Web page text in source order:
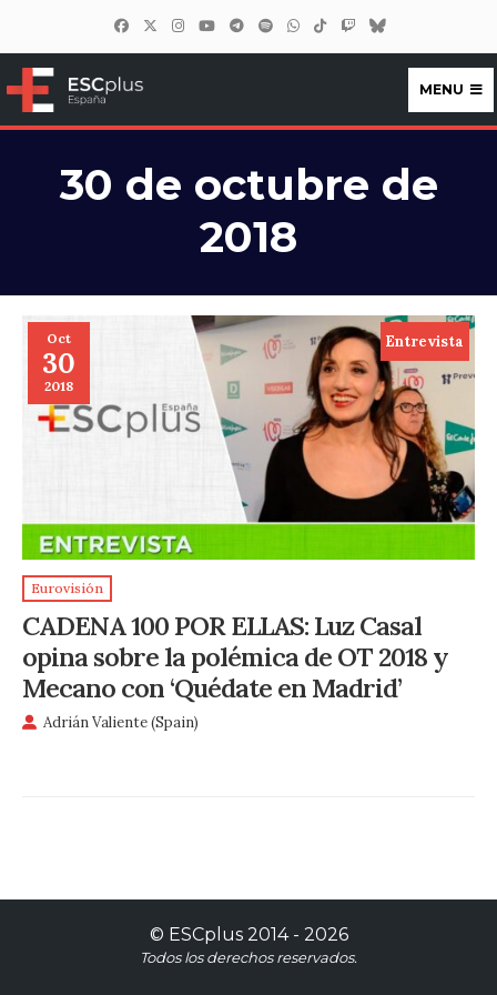
ESCplus España
MENU
30 de octubre de
2018
Oct
30
2018
Entrevista
Eurovisión
CADENA 100 POR ELLAS: Luz Casal
opina sobre la polémica de OT 2018 y
Mecano con ‘Quédate en Madrid’
Adrián Valiente (Spain)
© ESCplus2014 - 2026
Todos los derechos reservados.